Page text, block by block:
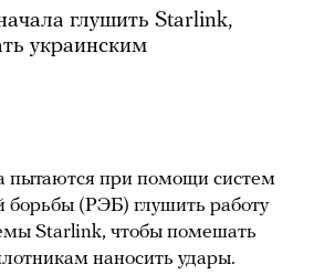
глушить Starlink,
украинским
пытаются при помощи систем
борьбы (РЭБ) глушить работу
Starlink, чтобы помешать
наносить удары.